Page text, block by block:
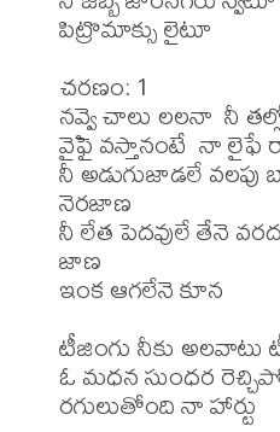
పిట్రొమాక్సు లైటూ
చరణం: 1
నవ్వై చాలు లలనా  నీ
వైఫై వస్తానంటే  నా
నీ అడుగుజాడలే వలపు
నెరజాణ
నీ లేత పెదవులే తేనె
జాణ
ఇంక ఆగలేనె కూన
టీజింగు నీకు అలవాటు
ఓ మధన సుంధర
రగులుతోంది నా హార్టు